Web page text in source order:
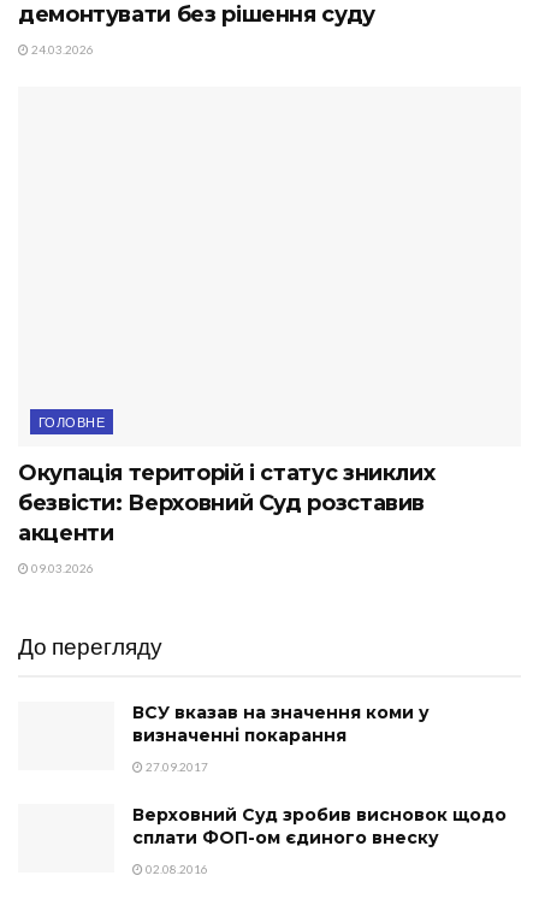
демонтувати без рішення суду
24.03.2026
ГОЛОВНЕ
Окупація територій і статус зниклих
безвісти: Верховний Суд розставив
акценти
09.03.2026
До перегляду
ВСУ вказав на значення коми у
визначенні покарання
27.09.2017
Верховний Суд зробив висновок щодо
сплати ФОП-ом єдиного внеску
02.08.2016